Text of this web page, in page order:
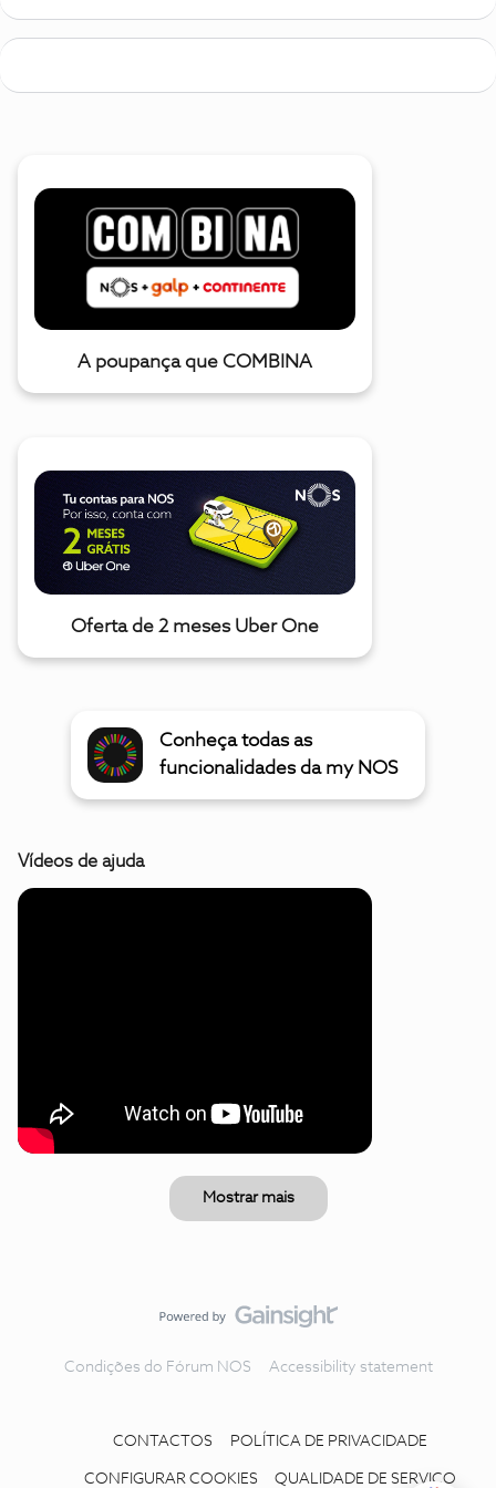
A poupança que COMBINA
Oferta de 2 meses Uber One
Conheça todas as
funcionalidades da my NOS
Vídeos de ajuda
Mostrar mais
Condições do Fórum NOS Accessibility statement
CONTACTOS POLÍTICA DE PRIVACIDADE
CONFIGURAR COOKIES QUALIDADE DE SERVIÇO